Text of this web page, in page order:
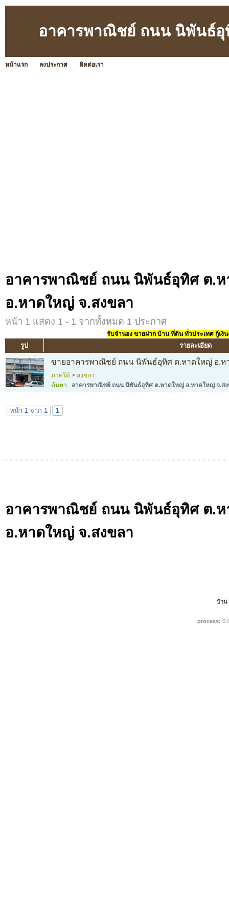
อาคารพาณิชย์ ถนน นิพันธ์
หน้าแรก ลงประกาศ ติดต่อเรา
อาคารพาณิชย์ ถนน นิพันธ์อุทิศ ต.
อ.หาดใหญ่ จ.สงขลา
หน้า 1 แสดง 1 - 1 จากทั้งหมด 1 ประกาศ
รับจำนอง ขายฝาก บ้าน ที่ดิน ทั่วประเทศ กู้เงิ
รูป รายละเอียด
ขายอาคารพาณิชย์ ถนน นิพันธ์อุทิศ ต.หาดใหญ่ อ.ห
ภาคใต้ > สงขลา
ค้นหา : อาคารพาณิชย์ ถนน นิพันธ์อุทิศ ต.หาดใหญ่ อ.หาดใหญ่ จ.ส
หน้า 1 จาก 1 1
อาคารพาณิชย์ ถนน นิพันธ์อุทิศ ต.
อ.หาดใหญ่ จ.สงขลา
บ้าน
process: